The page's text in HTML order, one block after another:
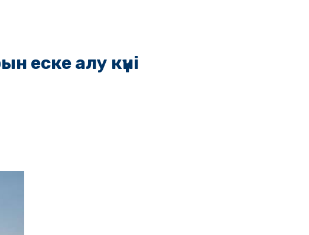
еcке алу күні